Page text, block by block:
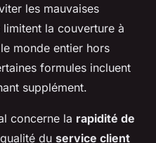
les mauvaises
la couverture à
monde entier hors
formules incluent
supplément.
concerne la rapidité de
du service client